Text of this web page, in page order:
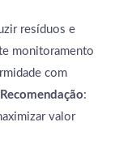
resíduos e
monitoramento
com
Recomendação:
valor